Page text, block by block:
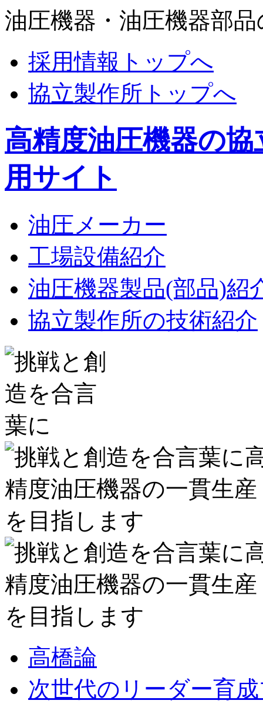
油圧機器・油圧機器部
採用情報トップへ
協立製作所トップへ
高精度油圧機器の
用サイト
油圧メーカー
工場設備紹介
油圧機器製品(部品)紹
協立製作所の技術紹介
高橋論
次世代のリーダー育